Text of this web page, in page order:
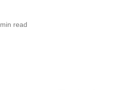
read